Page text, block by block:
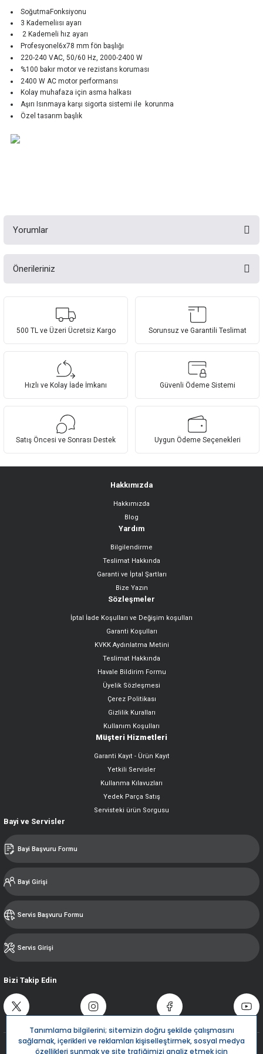
SoğutmaFonksiyonu
3 Kademeliısı ayarı
2 Kademeli hız ayarı
Profesyonel6x78 mm fön başlığı
220-240 VAC, 50/60 Hz, 2000-2400 W
%100 bakır motor ve rezistans koruması
2400 W AC motor performansı
Kolay muhafaza için asma halkası
Aşırı Isınmaya karşı sigorta sistemi ile korunma
Özel tasarım başlık
Yorumlar
Önerileriniz
Bu ürünün fiyat bilgisi, resim, ürün açıklamalarında ve diğer konularda
yetersiz gördüğünüz noktaları öneri formunu kullanarak tarafımıza
Görüş ve önerileriniz için teşekkür ederiz.
Ürün resmi kalitesiz, bozuk veya görüntülenemiyor.
Ürün açıklamasında eksik bilgiler bulunuyor.
Bu ürüne benzer farklı alternatifler olmalı.
Gönder
500 TL ve Üzeri Ücretsiz Kargo Sorunsuz ve Garantili Teslimat
Hızlı ve Kolay İade İmkanı Güvenli Ödeme Sistemi
Satış Öncesi ve Sonrası Destek Uygun Ödeme Seçenekleri
Hakkımızda
Hakkımızda
Blog
Yardım
Bilgilendirme
Teslimat Hakkında
Garanti ve İptal Şartları
Bize Yazın
Sözleşmeler
İptal İade Koşulları ve Değişim koşulları
Garanti Koşulları
KVKK Aydınlatma Metini
Teslimat Hakkında
Havale Bildirim Formu
Üyelik Sözleşmesi
Çerez Politikası
Gizlilik Kuralları
Kullanım Koşulları
Müşteri Hizmetleri
Garanti Kayıt - Ürün Kayıt
Yetkili Servisler
Kullanma Kılavuzları
Yedek Parça Satış
Servisteki ürün Sorgusu
Bayi ve Servisler
Bayi Başvuru Formu
Bayi Girişi
Servis Başvuru Formu
Servis Girişi
Bizi Takip Edin